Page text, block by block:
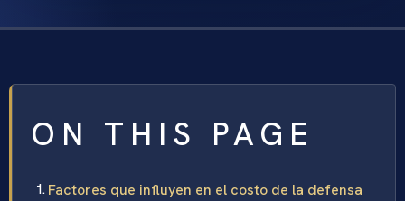
ON THIS PAGE
Factores que influyen en el costo de la defensa